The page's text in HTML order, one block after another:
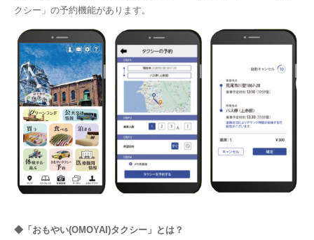
クシー」の予約機能があります。
◆「おもやい(OMOYAI)タクシー」とは？